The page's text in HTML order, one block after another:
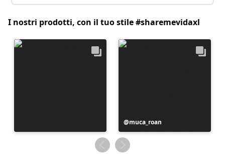
I nostri prodotti, con il tuo stile #sharemevidaxl
Post
pubblicato
da
muca_roan